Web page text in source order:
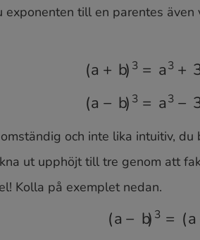
exponenten till en parentes även
(a +b )3= a3 +3 a2
(a−b)3=a3−3 a2
och inte lika intuitiv,
ut upphöjt till tre genom att
Kolla på exemplet nedan.